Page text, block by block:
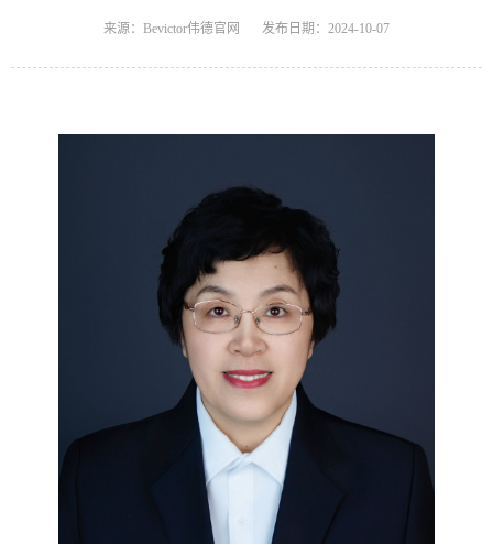
来源：Bevictor伟德官网 发布日期：2024-10-07